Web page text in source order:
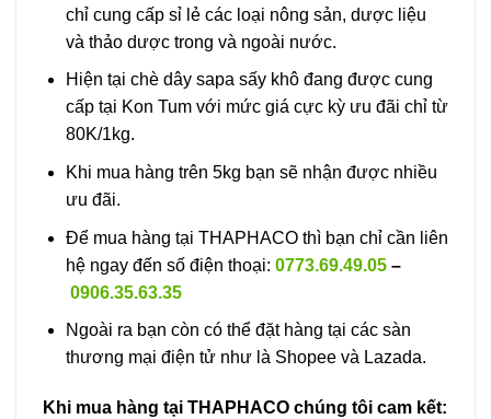
chỉ cung cấp sỉ lẻ các loại nông sản, dược liệu
và thảo dược trong và ngoài nước.
Hiện tại chè dây sapa sấy khô đang được cung
cấp tại Kon Tum với mức giá cực kỳ ưu đãi chỉ từ
80K/1kg.
Khi mua hàng trên 5kg bạn sẽ nhận được nhiều
ưu đãi.
Để mua hàng tại THAPHACO thì bạn chỉ cần liên
hệ ngay đến số điện thoại: 0773.69.49.05–
0906.35.63.35
Ngoài ra bạn còn có thể đặt hàng tại các sàn
thương mại điện tử như là Shopee và Lazada.
Khi mua hàng tại THAPHACO chúng tôi cam kết: